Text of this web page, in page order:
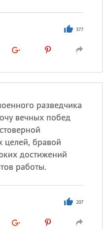
377
разведчика
вечных побед
целей, бравой
достижений
работы.
207